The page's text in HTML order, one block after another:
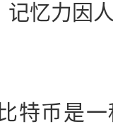
记忆力因
币是一